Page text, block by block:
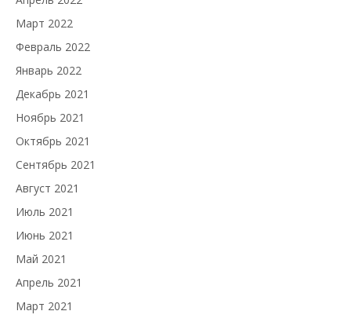
Март 2022
Февраль 2022
Январь 2022
Декабрь 2021
Ноябрь 2021
Октябрь 2021
Сентябрь 2021
Август 2021
Июль 2021
Июнь 2021
Май 2021
Апрель 2021
Март 2021